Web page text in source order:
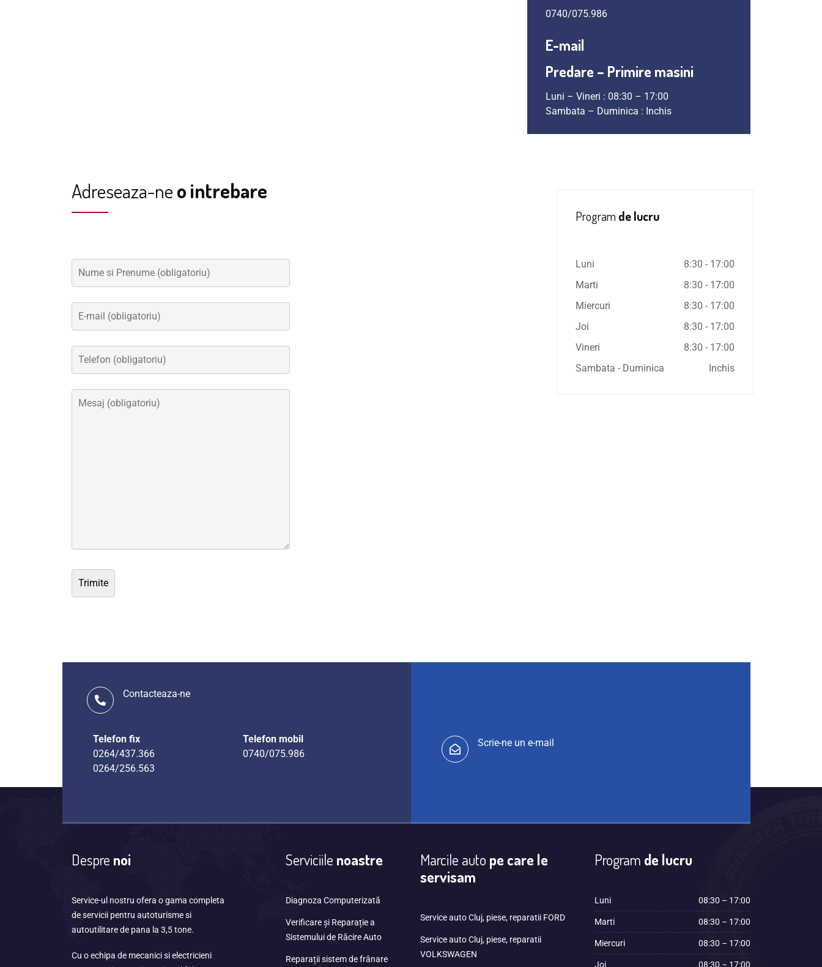
0740/075.986
E-mail
Predare – Primire masini
Luni – Vineri : 08:30 – 17:00
Sambata – Duminica : Inchis
Adreseaza-neo intrebare
Program de lucru
Luni
8:30 - 17:00
Marti
8:30 - 17:00
Miercuri
8:30 - 17:00
Joi
8:30 - 17:00
Vineri
8:30 - 17:00
Sambata - Duminica
Inchis
Contacteaza-ne
Telefon fix
0264/437.366
0264/256.563
Telefon mobil
0740/075.986
Scrie-ne un e-mail
Despre noi
Service-ul nostru ofera o gama completa
de servicii pentru autoturisme si
autoutilitare de pana la 3,5 tone.
Cu o echipa de mecanici si electricieni
Serviciile noastre
Diagnoza Computerizată
Verificare și Reparație a
Sistemului de Răcire Auto
Reparații sistem de frânare
Marcile auto pe care le
servisam
Service auto Cluj, piese, reparatii FORD
Service auto Cluj, piese, reparatii
VOLKSWAGEN
Program de lucru
Luni 08:30 – 17:00
Marti 08:30 – 17:00
Miercuri 08:30 – 17:00
Joi 08:30 – 17:00